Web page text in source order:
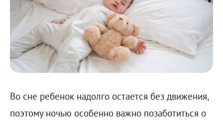
Во сне ребенок надолго остается без движения,
поэтому ночью особенно важно позаботиться о